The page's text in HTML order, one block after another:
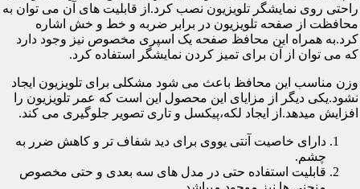
راحتی روی نمایشگر تلویزیون نصب کرد.از قابلیت های آن می توان به
محافظت از صفحه تلویزیون در برابر ضربه و خط و خش اشاره
کرد.به همراه این محافظ صفحه یک اسپری مخصوص نیز وجود دارد
که می توان از آن برای تمیز کردن نمایشگر استفاده کرد.
وزن مناسب این محافظ باعث می شود مشکلی برای تلویزیون ایجاد
نشود.یکی دیگر از مزایای این محصول این است که عمر تلویزیون را
افزایش میدهد.از ایجاد لکه،پیکسل و تاری تصویر جلوگیری می کند.
دارای خاصیت آنتی یووی برای دید شفاف تر و کاهش ضرر به
چشم.
قابلیت استفاده حتی در مدل های سه بعدی و حتی مخصوص